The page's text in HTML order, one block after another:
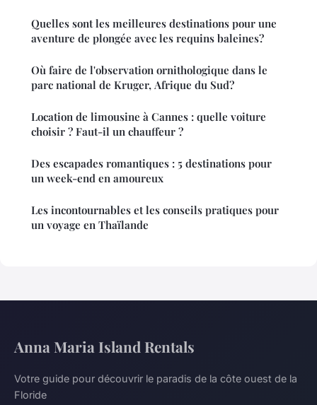
Quelles sont les meilleures destinations pour une
aventure de plongée avec les requins baleines?
Où faire de l'observation ornithologique dans le
parc national de Kruger, Afrique du Sud?
Location de limousine à Cannes : quelle voiture
choisir ? Faut-il un chauffeur ?
Des escapades romantiques : 5 destinations pour
un week-end en amoureux
Les incontournables et les conseils pratiques pour
un voyage en Thaïlande
Anna Maria Island Rentals
Votre guide pour découvrir le paradis de la côte ouest de la
Floride